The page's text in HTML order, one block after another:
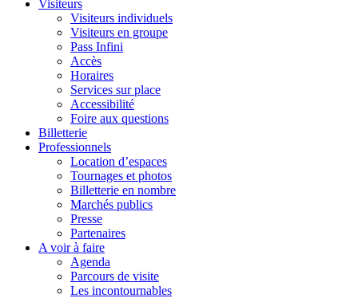
Visiteurs
Visiteurs individuels
Visiteurs en groupe
Pass Infini
Accès
Horaires
Services sur place
Accessibilité
Foire aux questions
Billetterie
Professionnels
Location d’espaces
Tournages et photos
Billetterie en nombre
Marchés publics
Presse
Partenaires
A voir à faire
Agenda
Parcours de visite
Les incontournables